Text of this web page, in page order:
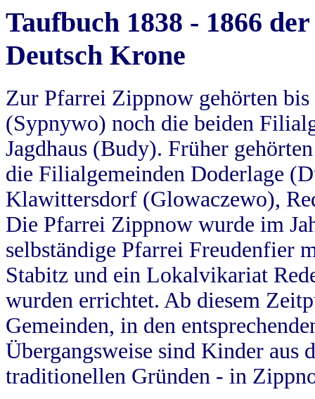
Taufbuch 1838 - 1866
Deutsch Krone
Zur Pfarrei Zippnow gehörten
(Sypnywo) noch die beiden
Jagdhaus (Budy). Früher
die Filialgemeinden Doderlage
Klawittersdorf (Glowaczewo),
Die Pfarrei Zippnow wurde im
selbständige Pfarrei Freudenfier
Stabitz und ein Lokalvikariat
wurden errichtet. Ab diesem
Gemeinden, in den
Übergangsweise sind Kinder aus
traditionellen Gründen - in